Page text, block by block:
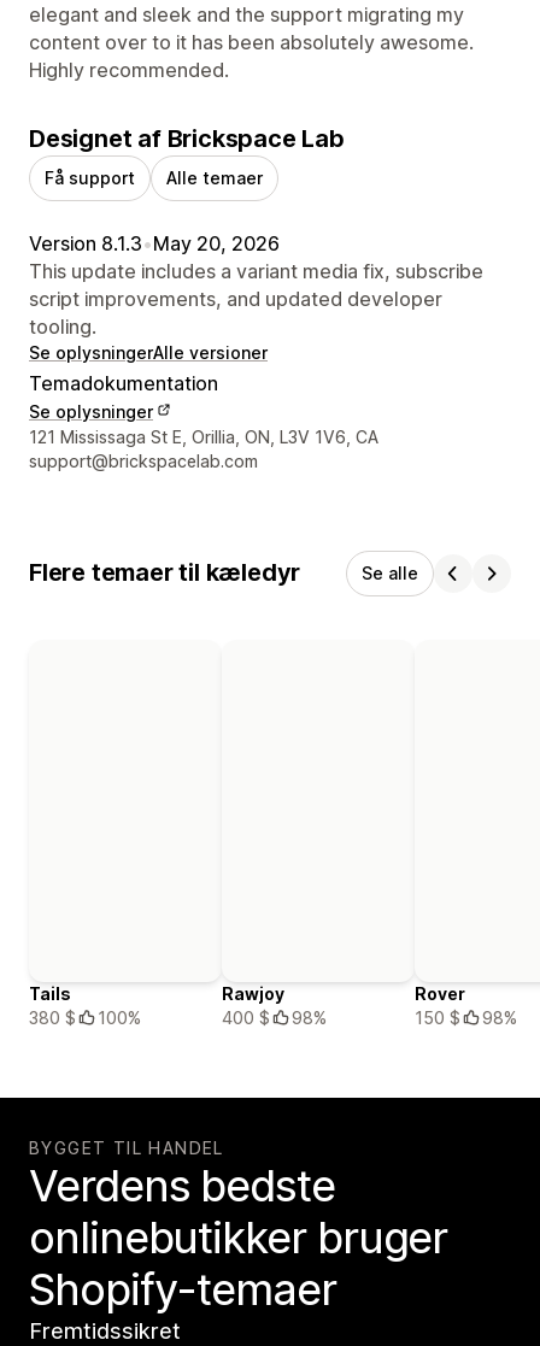
elegant and sleek and the support migrating my
content over to it has been absolutely awesome.
Highly recommended.
Designet af Brickspace Lab
Få support Alle temaer
Version 8.1.3•May 20, 2026
This update includes a variant media fix, subscribe
script improvements, and updated developer
tooling.
Se oplysningerAlle versioner
Temadokumentation
Se oplysninger
Se kontaktoplysninger
121 Mississaga St E, Orillia, ON, L3V 1V6, CA
support@brickspacelab.com
Flere temaer til kæledyr Se alle
Tails
380 $
100%
Rawjoy
400 $
98%
Rover
150 $
98%
BYGGET TIL HANDEL
Verdens bedste
onlinebutikker bruger
Shopify-temaer
Fremtidssikret